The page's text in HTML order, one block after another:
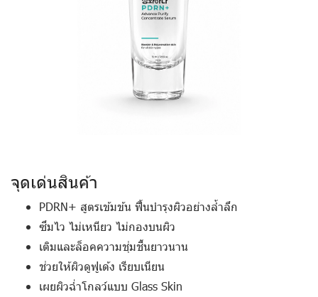
จุดเด่นสินค้า
PDRN+ สูตรเข้มข้น ฟื้นบำรุงผิวอย่างล้ำลึก
ซึมไว ไม่เหนียว ไม่กองบนผิว
เติมและล็อคความชุ่มชื้นยาวนาน
ช่วยให้ผิวดูฟูเด้ง เรียบเนียน
เผยผิวฉ่ำโกลว์แบบ Glass Skin